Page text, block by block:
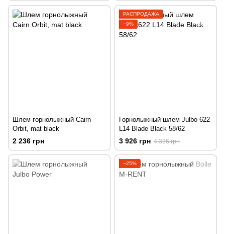
Шлем горнолыжный Cairn
Orbit, mat black
2 236 грн
РАСПРОДАЖА
−9%
Горнолыжный шлем Julbo 622
L14 Blade Black 58/62
3 926 грн 4 326 грн
−25%